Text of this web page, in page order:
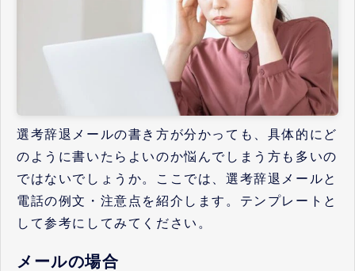
選考辞退メールの書き方が分かっても、具体的にど
のように書いたらよいのか悩んでしまう方も多いの
ではないでしょうか。ここでは、選考辞退メールと
電話の例文・注意点を紹介します。テンプレートと
して参考にしてみてください。
メールの場合